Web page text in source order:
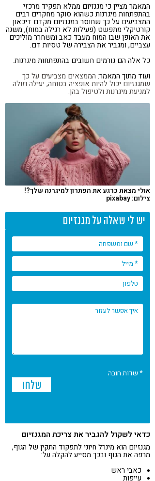
המאמר מציין כי מגנזיום ממלא תפקיד מרכזי
בהתפתחות מיגרנות כשהוא סוקר מחקרים רבים
המצביעים על כך שחוסר במגנזיום מקדם דיכאון
קורטיקלי מתפשט (פעילות לא רגילה במוח), משנה
את האופן שבו המוח מעבד כאב ומשחרר מוליכים
עצביים, ומגביר את הצבירה של טסיות דם.
כל אלה הם גורמים חשובים בהתפתחות מיגרנות.
ועוד מתוך המאמר: הממצאים מצביעים על כך
שמגנזיום יכול להיות אופציה בטוחה, יעילה וזולה
למניעת מיגרנות ולטיפול בהן.
אולי מצאת כרגע את הפתרון למיגרנה שלך?!
צילום: pixabay
יש לי שאלה על מגנזיום
* שדות חובה
כדאי לשקול להגביר את צריכת המגנזיום
מגנזיום הוא מינרל חיוני לתפקוד התקין של הגוף,
מרפה את הגוף ובכך מסייע להקלה על:
כאבי ראש
עייפות